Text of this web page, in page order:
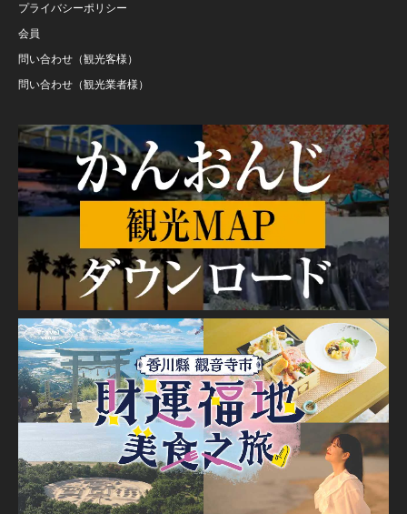
プライバシーポリシー
会員
問い合わせ（観光客様）
問い合わせ（観光業者様）